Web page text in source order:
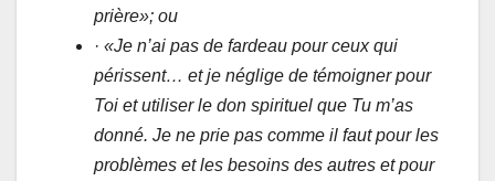
prière»; ou
· «Je n’ai pas de fardeau pour ceux qui
périssent… et je néglige de témoigner pour
Toi et utiliser le don spirituel que Tu m’as
donné. Je ne prie pas comme il faut pour les
problèmes et les besoins des autres et pour